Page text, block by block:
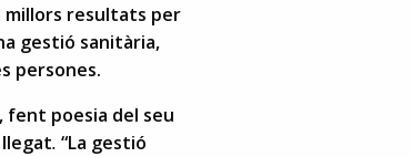
millors resultats per
gestió sanitària,
persones.
fent poesia del seu
llegat. “La gestió